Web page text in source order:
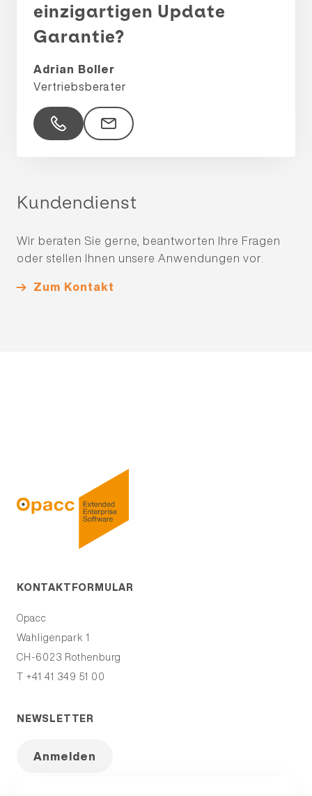
einzigartigen Update
Garantie?
Adrian Boller
Vertriebsberater
Kundendienst
Wir beraten Sie gerne, beantworten Ihre Fragen
oder stellen Ihnen unsere Anwendungen vor.
Zum Kontakt
KONTAKTFORMULAR
Opacc
Wahligenpark 1
CH-6023 Rothenburg
T +41 41 349 51 00
NEWSLETTER
Anmelden